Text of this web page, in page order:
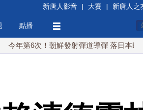
新唐人影音 | 大賽 | 新唐人之
點播
次！朝鮮發射彈道導彈 落日本EEZ外